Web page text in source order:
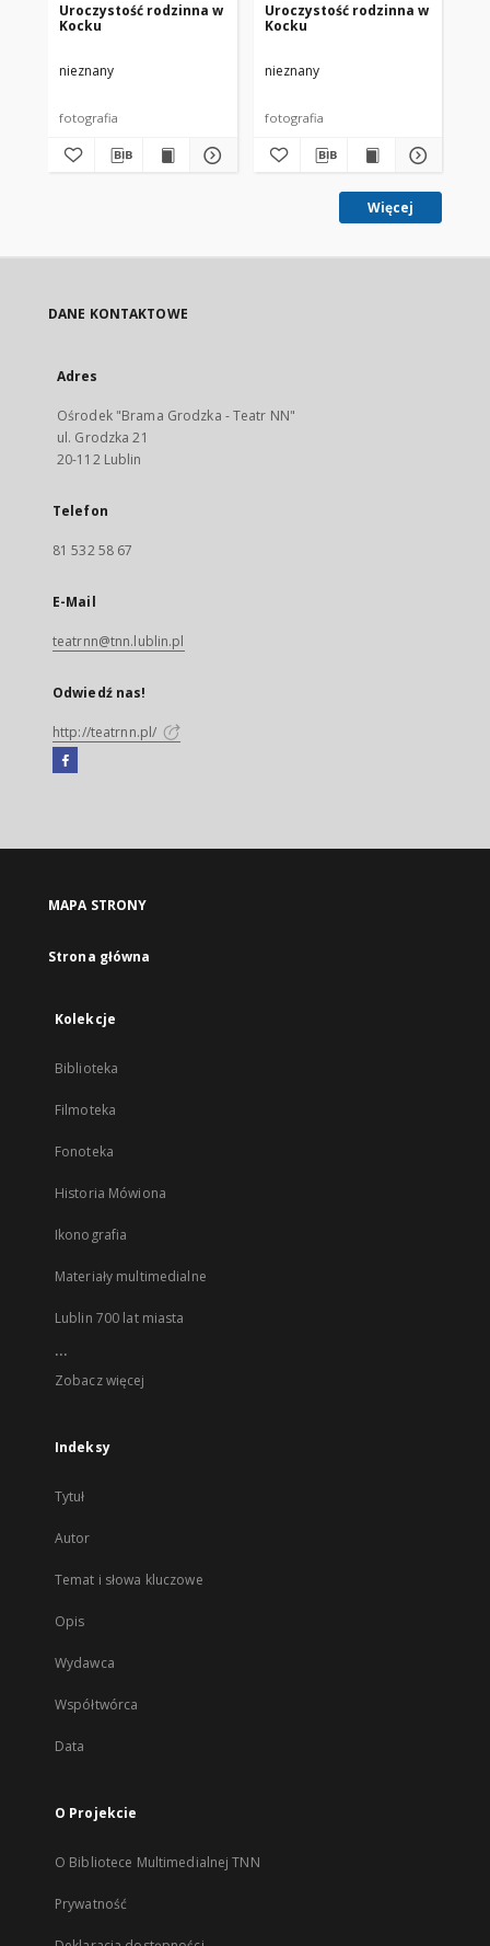
Uroczystość rodzinna w
Kocku
nieznany
fotografia
Uroczystość rodzinna w
Kocku
nieznany
fotografia
Więcej
DANE KONTAKTOWE
Adres
Ośrodek "Brama Grodzka - Teatr NN"
ul. Grodzka 21
20-112 Lublin
Telefon
81 532 58 67
E-Mail
teatrnn@tnn.lublin.pl
Odwiedź nas!
http://teatrnn.pl/
Facebook
się
karcie
MAPA STRONY
Strona główna
Kolekcje
Biblioteka
Filmoteka
Fonoteka
Historia Mówiona
Ikonografia
Materiały multimedialne
Lublin 700 lat miasta
...
Zobacz więcej
Indeksy
Tytuł
Autor
Temat i słowa kluczowe
Opis
Wydawca
Współtwórca
Data
O Projekcie
O Bibliotece Multimedialnej TNN
Prywatność